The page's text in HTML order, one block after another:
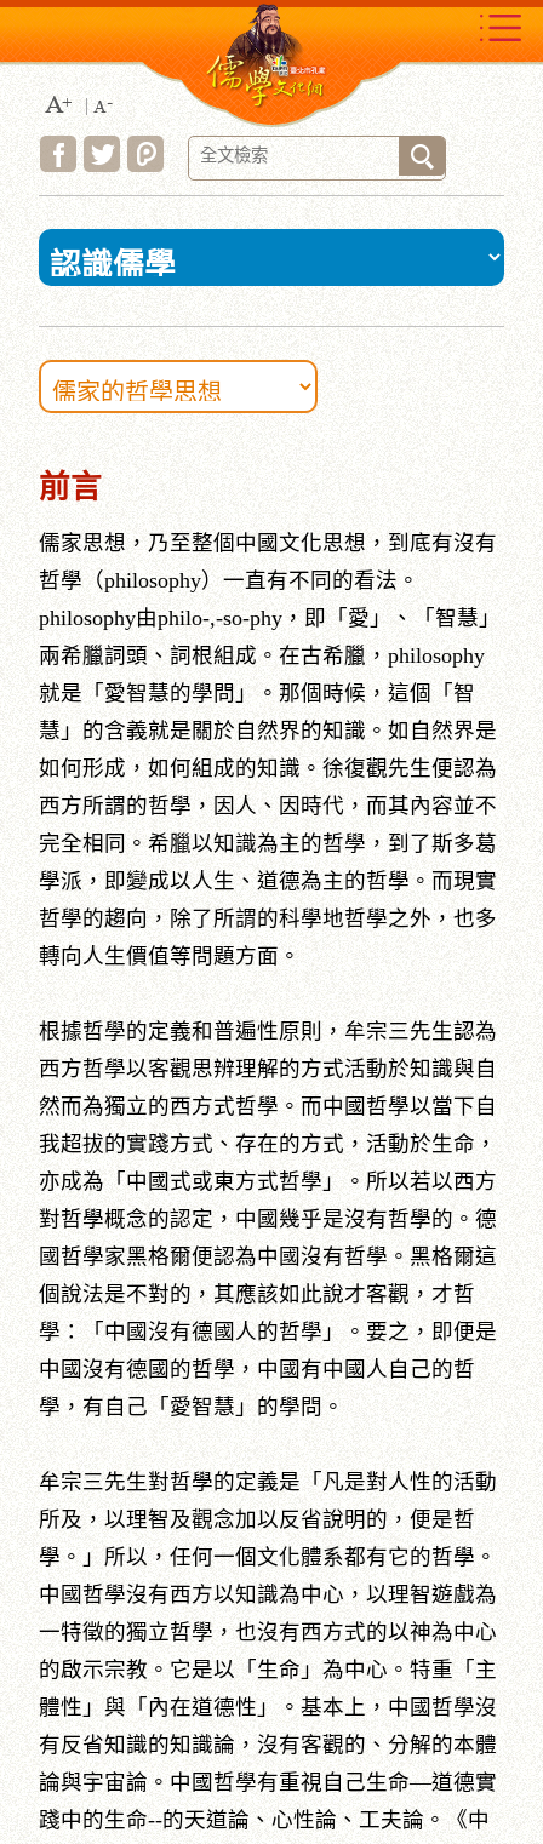
到
主
要
內
容
區
塊
:::
前言
儒家思想，乃至整個中國文化思想，到底有沒有
哲學（philosophy）一直有不同的看法。
philosophy由philo-,-so-phy，即「愛」、「智慧」
兩希臘詞頭、詞根組成。在古希臘，philosophy
就是「愛智慧的學問」。那個時候，這個「智
慧」的含義就是關於自然界的知識。如自然界是
如何形成，如何組成的知識。徐復觀先生便認為
西方所謂的哲學，因人、因時代，而其內容並不
完全相同。希臘以知識為主的哲學，到了斯多葛
學派，即變成以人生、道德為主的哲學。而現實
哲學的趨向，除了所謂的科學地哲學之外，也多
轉向人生價值等問題方面。
根據哲學的定義和普遍性原則，牟宗三先生認為
西方哲學以客觀思辨理解的方式活動於知識與自
然而為獨立的西方式哲學。而中國哲學以當下自
我超拔的實踐方式、存在的方式，活動於生命，
亦成為「中國式或東方式哲學」。所以若以西方
對哲學概念的認定，中國幾乎是沒有哲學的。德
國哲學家黑格爾便認為中國沒有哲學。黑格爾這
個說法是不對的，其應該如此說才客觀，才哲
學：「中國沒有德國人的哲學」。要之，即便是
中國沒有德國的哲學，中國有中國人自己的哲
學，有自己「愛智慧」的學問。
牟宗三先生對哲學的定義是「凡是對人性的活動
所及，以理智及觀念加以反省說明的，便是哲
學。」所以，任何一個文化體系都有它的哲學。
中國哲學沒有西方以知識為中心，以理智遊戲為
一特徵的獨立哲學，也沒有西方式的以神為中心
的啟示宗教。它是以「生命」為中心。特重「主
體性」與「內在道德性」。基本上，中國哲學沒
有反省知識的知識論，沒有客觀的、分解的本體
論與宇宙論。中國哲學有重視自己生命—道德實
踐中的生命--的天道論、心性論、工夫論。《中